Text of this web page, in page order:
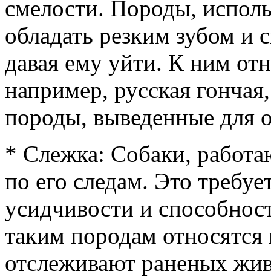
смелости. Породы,
обладать резким зубом и
давая ему уйти. К ним
например, русская
породы, выведенные для
* Слежка: Собаки,
по его следам. Это
усидчивости и
таким породам
отслеживают раненых